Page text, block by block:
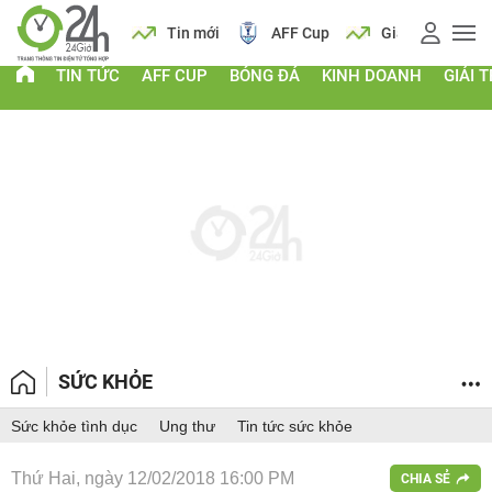
Lịch Tin mới AFF Cup Giá vàng
TIN TỨC AFF CUP BÓNG ĐÁ KINH DOANH GIẢI
SỨC KHỎE
Sức khỏe tình dục Ung thư Tin tức sức khỏe
Thứ Hai, ngày 12/02/2018 16:00 PM CHIA SẺ